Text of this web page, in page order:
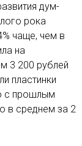
дум-
рока
чаще, чем в
на
3 200 рублей
пластинки
с прошлым
в среднем за 2